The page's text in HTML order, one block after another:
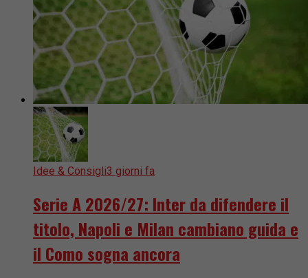
Idee & Consigli3 giorni fa
Serie A 2026/27: Inter da difendere il
titolo, Napoli e Milan cambiano guida e
il Como sogna ancora